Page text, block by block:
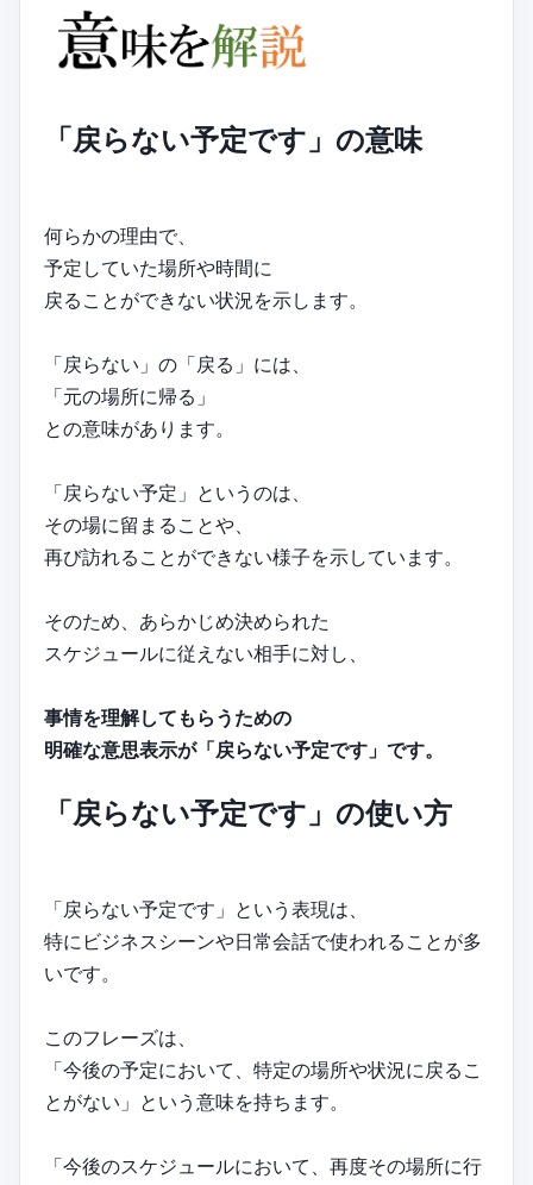
「戻らない予定です」の意味
何らかの理由で、
予定していた場所や時間に
戻ることができない状況を示します。
「戻らない」の「戻る」には、
「元の場所に帰る」
との意味があります。
「戻らない予定」というのは、
その場に留まることや、
再び訪れることができない様子を示しています。
そのため、あらかじめ決められた
スケジュールに従えない相手に対し、
事情を理解してもらうための
明確な意思表示が「戻らない予定です」です。
「戻らない予定です」の使い方
「戻らない予定です」という表現は、
特にビジネスシーンや日常会話で使われることが多
いです。
このフレーズは、
「今後の予定において、特定の場所や状況に戻るこ
とがない」という意味を持ちます。
「今後のスケジュールにおいて、再度その場所に行